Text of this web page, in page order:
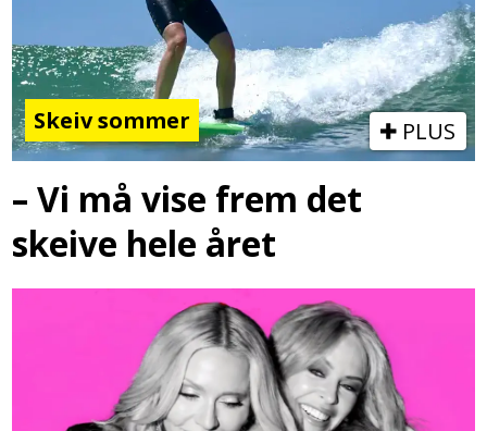
Skeiv sommer PLUS
– Vi må vise frem det
skeive hele året